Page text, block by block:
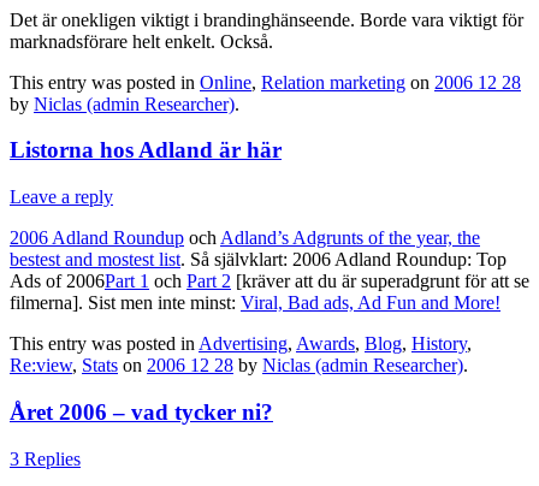
Det är onekligen viktigt i brandinghänseende. Borde vara viktigt för
marknadsförare helt enkelt. Också.
This entry was posted in Online, Relation marketing on 2006 12 28
by Niclas (admin Researcher).
Listorna hos Adland är här
Leave a reply
2006 Adland Roundup och Adland’s Adgrunts of the year, the
bestest and mostest list. Så självklart: 2006 Adland Roundup: Top
Ads of 2006Part 1 och Part 2 [kräver att du är superadgrunt för att se
filmerna]. Sist men inte minst: Viral, Bad ads, Ad Fun and More!
This entry was posted in Advertising, Awards, Blog, History,
Re:view, Stats on 2006 12 28 by Niclas (admin Researcher).
Året 2006 – vad tycker ni?
3 Replies